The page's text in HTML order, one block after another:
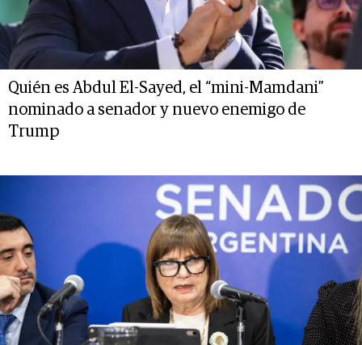
Quién es Abdul El-Sayed, el “mini-Mamdani”
nominado a senador y nuevo enemigo de
Trump